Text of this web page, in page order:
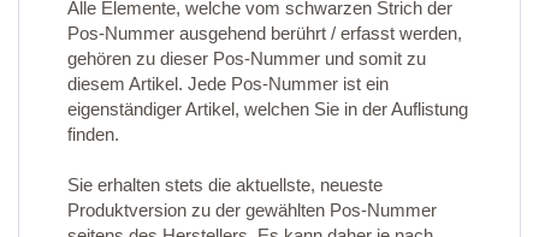
Alle Elemente, welche vom schwarzen Strich der
Pos-Nummer ausgehend berührt / erfasst werden,
gehören zu dieser Pos-Nummer und somit zu
diesem Artikel. Jede Pos-Nummer ist ein
eigenständiger Artikel, welchen Sie in der Auflistung
finden.
Sie erhalten stets die aktuellste, neueste
Produktversion zu der gewählten Pos-Nummer